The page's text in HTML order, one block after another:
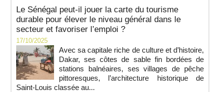
Le Sénégal peut-il jouer la carte du tourisme
durable pour élever le niveau général dans le
secteur et favoriser l’emploi ?
17/10/2025
Avec sa capitale riche de culture et d’histoire,
Dakar, ses côtes de sable fin bordées de
stations balnéaires, ses villages de pêche
pittoresques, l’architecture historique de
Saint-Louis classée au...